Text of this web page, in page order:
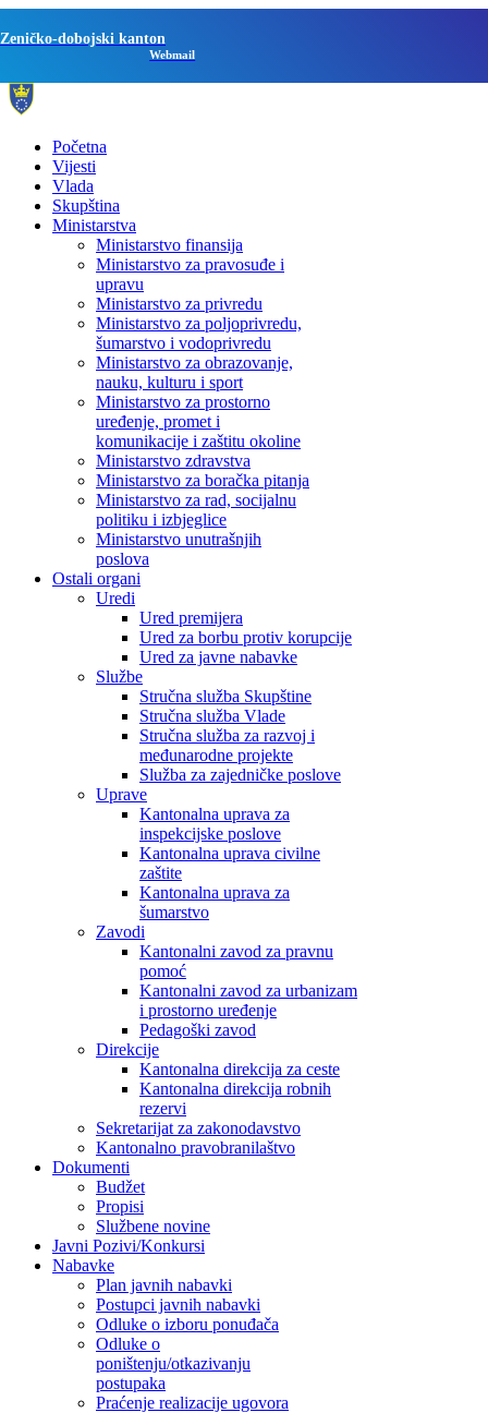
Zeničko-dobojski kanton
Webmail
Početna
Vijesti
Vlada
Skupština
Ministarstva
Ministarstvo finansija
Ministarstvo za pravosuđe i
upravu
Ministarstvo za privredu
Ministarstvo za poljoprivredu,
šumarstvo i vodoprivredu
Ministarstvo za obrazovanje,
nauku, kulturu i sport
Ministarstvo za prostorno
uređenje, promet i
komunikacije i zaštitu okoline
Ministarstvo zdravstva
Ministarstvo za boračka pitanja
Ministarstvo za rad, socijalnu
politiku i izbjeglice
Ministarstvo unutrašnjih
poslova
Ostali organi
Uredi
Ured premijera
Ured za borbu protiv korupcije
Ured za javne nabavke
Službe
Stručna služba Skupštine
Stručna služba Vlade
Stručna služba za razvoj i
međunarodne projekte
Služba za zajedničke poslove
Uprave
Kantonalna uprava za
inspekcijske poslove
Kantonalna uprava civilne
zaštite
Kantonalna uprava za
šumarstvo
Zavodi
Kantonalni zavod za pravnu
pomoć
Kantonalni zavod za urbanizam
i prostorno uređenje
Pedagoški zavod
Direkcije
Kantonalna direkcija za ceste
Kantonalna direkcija robnih
rezervi
Sekretarijat za zakonodavstvo
Kantonalno pravobranilaštvo
Dokumenti
Budžet
Propisi
Službene novine
Javni Pozivi/Konkursi
Nabavke
Plan javnih nabavki
Postupci javnih nabavki
Odluke o izboru ponuđača
Odluke o
poništenju/otkazivanju
postupaka
Praćenje realizacije ugovora